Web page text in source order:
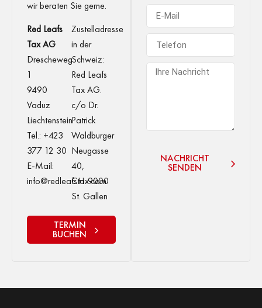
wir beraten Sie gerne.
Red Leafs
Tax AG
Drescheweg
1
9490
Vaduz
Liechtenstein
Tel.: +423
377 12 30
E-Mail:
info@redleafstax.com
Zustelladresse
in der
Schweiz:
Red Leafs
Tax AG.
c/o Dr.
Patrick
Waldburger
Neugasse
40,
CH-9000
St. Gallen
TERMIN
BUCHEN
NACHRICHT
SENDEN